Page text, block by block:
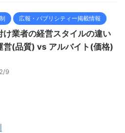
広報・パブリシティー掲載情報
け業者の経営スタイルの違い
営(品質) vs アルバイト(価格)
9